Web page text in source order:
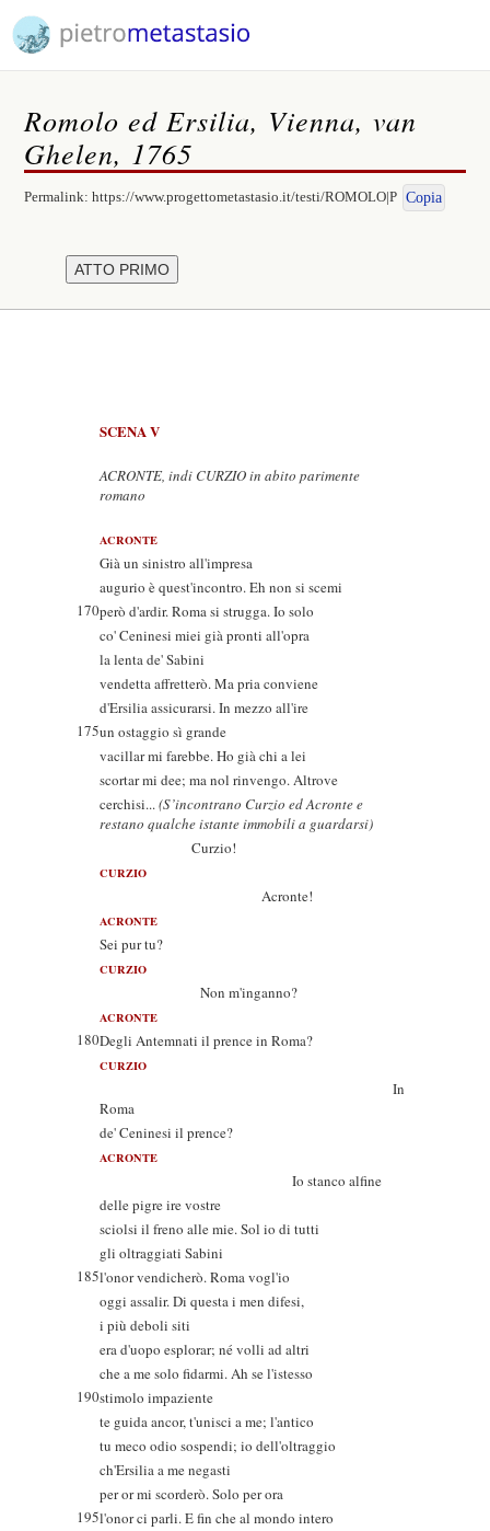
Romolo ed Ersilia, Vienna, van
Ghelen, 1765
Permalink:https://www.progettometastasio.it/testi/ROMOLO|P Copia
SCENA V
ACRONTE, indi CURZIO in abito parimente
romano
ACRONTE
Già un sinistro all'impresa
augurio è quest'incontro. Eh non si scemi
170però d'ardir. Roma si strugga. Io solo
co' Ceninesi miei già pronti all'opra
la lenta de' Sabini
vendetta affretterò. Ma pria conviene
d'Ersilia assicurarsi. In mezzo all'ire
175un ostaggio sì grande
vacillar mi farebbe. Ho già chi a lei
scortar mi dee; ma nol rinvengo. Altrove
cerchisi...(S’incontrano Curzio ed Acronte e
restano qualche istante immobili a guardarsi)
Curzio!
CURZIO
Acronte!
ACRONTE
Sei pur tu?
CURZIO
Non m'inganno?
ACRONTE
180Degli Antemnati il prence in Roma?
CURZIO
In
Roma
de' Ceninesi il prence?
ACRONTE
Io stanco alfine
delle pigre ire vostre
sciolsi il freno alle mie. Sol io di tutti
gli oltraggiati Sabini
185l'onor vendicherò. Roma vogl'io
oggi assalir. Di questa i men difesi,
i più deboli siti
era d'uopo esplorar; né volli ad altri
che a me solo fidarmi. Ah se l'istesso
190stimolo impaziente
te guida ancor, t'unisci a me; l'antico
tu meco odio sospendi; io dell'oltraggio
ch'Ersilia a me negasti
per or mi scorderò. Solo per ora
195l'onor ci parli. E fin che al mondo intero